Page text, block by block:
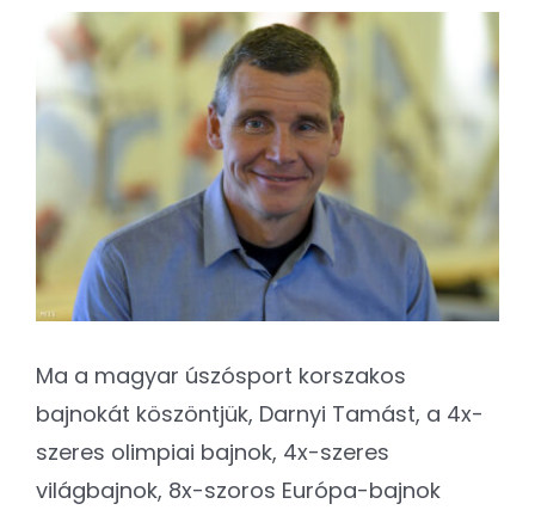
Kapcsolat
SEARCH
View
Larger
Image
Ma a magyar úszósport korszakos
bajnokát köszöntjük, Darnyi Tamást, a ️4x-
szeres olimpiai bajnok, ️4x-szeres
világbajnok, ️8x-szoros Európa-bajnok